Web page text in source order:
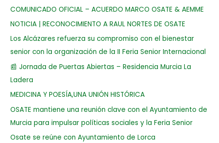
COMUNICADO OFICIAL – ACUERDO MARCO OSATE & AEMME
NOTICIA | RECONOCIMIENTO A RAUL NORTES DE OSATE
Los Alcázares refuerza su compromiso con el bienestar
senior con la organización de la II Feria Senior Internacional
📰 Jornada de Puertas Abiertas – Residencia Murcia La
Ladera
MEDICINA Y POESÍA,UNA UNIÓN HISTÓRICA
OSATE mantiene una reunión clave con el Ayuntamiento de
Murcia para impulsar políticas sociales y la Feria Senior
Osate se reúne con Ayuntamiento de Lorca